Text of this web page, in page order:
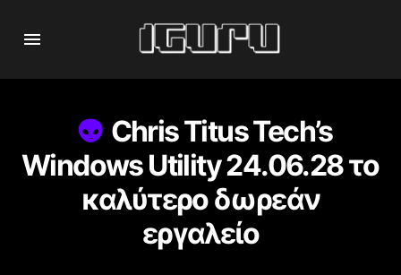
Chris Titus Tech’s
Windows Utility 24.06.28 το
καλύτερο δωρεάν
εργαλείο